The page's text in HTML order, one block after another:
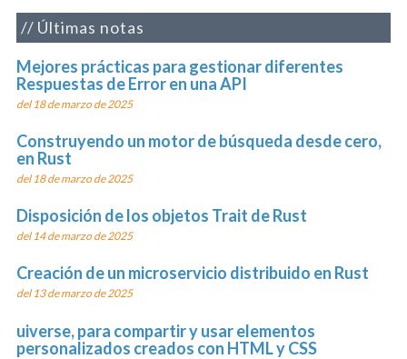
Últimas notas
Mejores prácticas para gestionar diferentes
Respuestas de Error en una API
del 18 de marzo de 2025
Construyendo un motor de búsqueda desde cero,
en Rust
del 18 de marzo de 2025
Disposición de los objetos Trait de Rust
del 14 de marzo de 2025
Creación de un microservicio distribuido en Rust
del 13 de marzo de 2025
uiverse, para compartir y usar elementos
personalizados creados con HTML y CSS